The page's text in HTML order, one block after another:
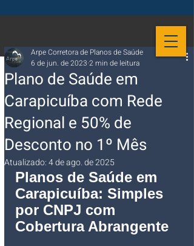
Plano de Saúde em
Carapicuíba com Rede
Regional e 50% de
Desconto no 1º Mês
Arpe Corretora de Planos de Saúde
6 de jun. de 2023 2 min de leitura
Atualizado:4 de ago. de 2025
Planos de Saúde em
Carapicuíba: Simples
por CNPJ com
Cobertura Abrangente